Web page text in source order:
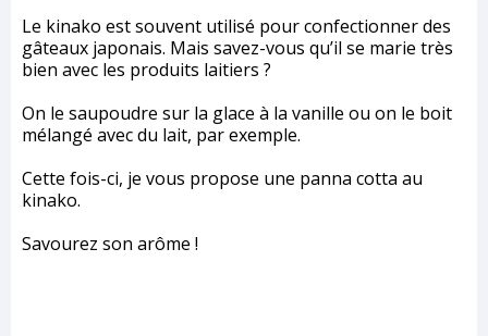
Le kinako est souvent utilisé pour confectionner des
gâteaux japonais. Mais savez-vous qu’il se marie très
bien avec les produits laitiers ?
On le saupoudre sur la glace à la vanille ou on le boit
mélangé avec du lait, par exemple.
Cette fois-ci, je vous propose une panna cotta au
kinako.
Savourez son arôme !